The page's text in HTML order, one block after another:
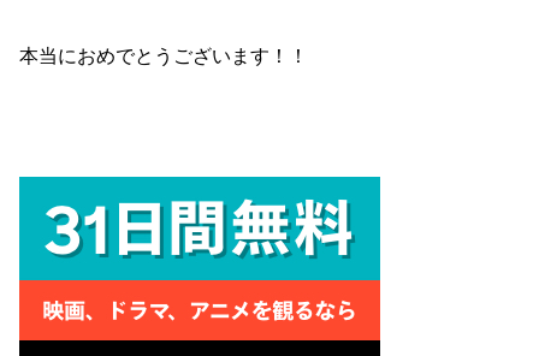
本当におめでとうございます！！